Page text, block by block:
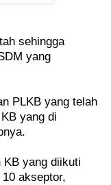
sehingga
yang
PLKB yang telah
yang di
KB yang diikuti
akseptor,